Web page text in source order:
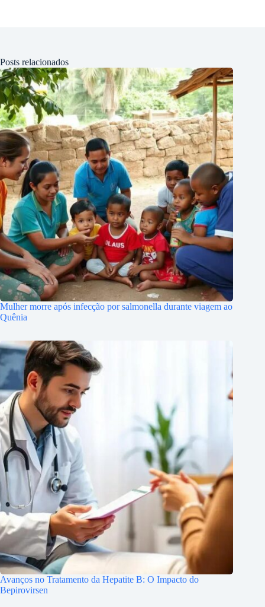
Posts relacionados
Mulher morre após infecção por salmonella durante viagem ao
Quênia
Avanços no Tratamento da Hepatite B: O Impacto do
Bepirovirsen